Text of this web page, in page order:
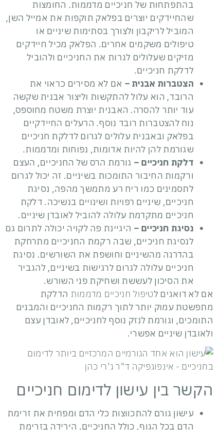
בהתפתחות של חניכיים מדממות. החומצות
שהחיידקים יוצרים בפלאק תוקפות את אמייל השן,
המוביל לריקבון ולצורך בסתימות שיניים או
טיפולים משקמים אחרים. הפלאק מכיל חיידקים
מזיקים שעלולים לגרות את החניכיים ולהוביל
לדלקת חניכיים.
הצטברות אבנית – אם לא מסירים כראוי את
הרובד, הוא עלול להתקשות וליצור אבנית שקשה
עוד יותר להסרה. האבנית יוצרת משטח מחוספס,
נוח להצטברות רובד נוסף. הרעלים החיידקיים
בפלאק ובאבנית עלולים לגרום לדלקת חניכיים
שגורמת להן להיות אדומות, נפוחות ומדממות.
דלקת חניכיים – גורמת הרס של החניכיים, העצם
ורקמות החיבור התומכות בשיניים. זה יכול לגרום
לתסמינים כמו ריח רע מתמשך מהפה, נסיגת
חניכיים, שיניים רפויות ושינויים בנשיכה. דלקת
חניכיים מתקדמת עלולה להוביל לאובדן שיניים.
נסיגת חניכיים – היגיינת פה לקויה יכולה לתרום גם
לנסיגת חניכיים, שבה רקמת החניכיים מתרחקת
בהדרגה מהשיניים וחושפת את השורשים. נסיגת
חניכיים עלולה לגרום לרגישות בשיניים, להגביר
את הסיכון לעששת ושחיקת פני השורש.
אם לא דואגים לטיפול חניכיים מדממות הדלקת
מתפשטת עמוק יותר לתוך רקמות החניכיים והמבנים
התומכים, וגורמת לנזק נוסף לחניכיים, לאובדן עצם
ולאובדן שיניים אפשרי.
הקשר בין עישון לדימום חניכיים
עישון גורם להתכווצות כלי הדם ומפחית את זרימת
הדם בכל הגוף, כולל החניכיים. הירידה בזרימת